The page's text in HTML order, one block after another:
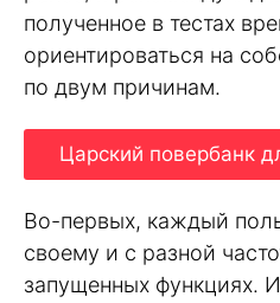
полученное в тестах
ориентироваться на
по двум причинам.
Царский повербанк
Во-первых, каждый
своему и с разной
запущенных функциях.